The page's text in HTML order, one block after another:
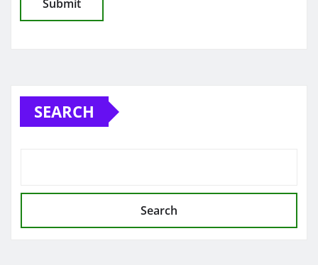
SEARCH
Search